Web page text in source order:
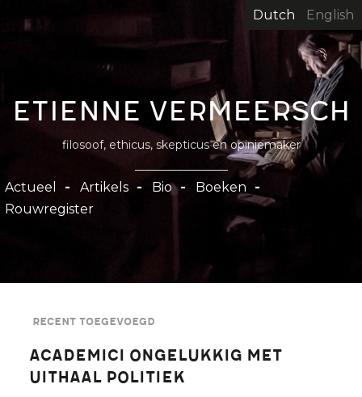
inhoud
gaan
Dutch English
Etienne Vermeersch
filosoof, ethicus, skepticus en opiniemaker
Hoofdnavigatie
Actueel Artikels Bio
Boeken
Rouwregister
Recent toegevoegd
Academici ongelukkig met
uithaal politiek